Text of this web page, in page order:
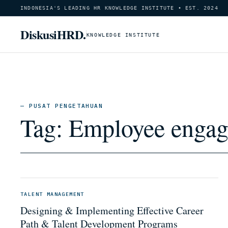
INDONESIA'S LEADING HR KNOWLEDGE INSTITUTE • EST. 2024
DiskusiHRD.KNOWLEDGE INSTITUTE
— PUSAT PENGETAHUAN
Tag: Employee
TALENT MANAGEMENT
Designing & Implementing Effective Career
Path & Talent Development Programs